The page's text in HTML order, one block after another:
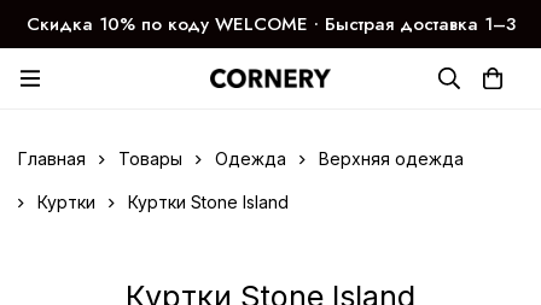
Скидка 10% по коду WELCOME ∙ Быстрая доставка 1–3
дня
Главная Товары Одежда Верхняя одежда
Куртки Куртки Stone Island
Куртки Stone Island